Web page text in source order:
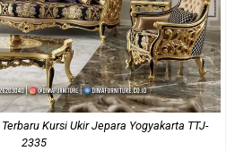
Kursi Ukir Jepara Yogyakarta TTJ-
2335